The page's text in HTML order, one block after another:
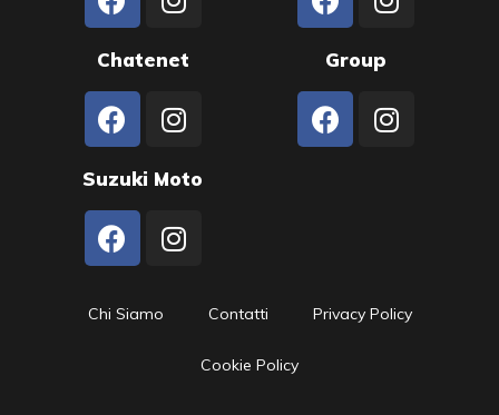
Chatenet Group
Suzuki Moto
Chi Siamo Contatti Privacy Policy
Cookie Policy